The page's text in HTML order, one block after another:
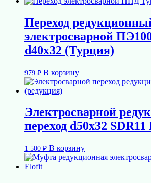
Переход
электросварной
d40х32 (Турция)
979 ₽ В корзину
Электросварной
переход d50х32
1 500 ₽ В корзину